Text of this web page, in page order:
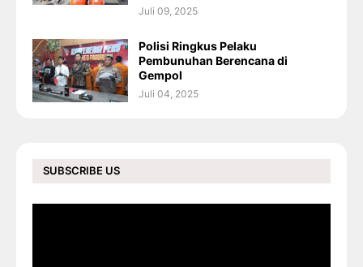
Juli 09, 2025
Polisi Ringkus Pelaku
Pembunuhan Berencana di
Gempol
Juli 04, 2025
SUBSCRIBE US